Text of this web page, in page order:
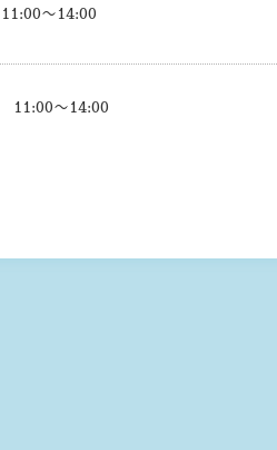
11:00〜14:00
11:00〜14:00